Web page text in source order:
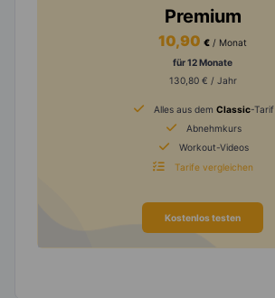
Premium
10,90 € / Monat
für 12 Monate
130,80 € / Jahr
Alles aus dem Classic-Tarif
Abnehmkurs
Workout-Videos
Tarife vergleichen
Kostenlos testen